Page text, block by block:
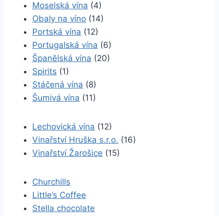
Moselská vína (4)
Obaly na víno (14)
Portská vína (12)
Portugalská vína (6)
Španělská vína (20)
Spirits (1)
Stáčená vína (8)
Šumivá vína (11)
Lechovická vína (12)
Vinařství Hruška s.r.o. (16)
Vinařství Žarošice (15)
Churchills
Little’s Coffee
Stella chocolate